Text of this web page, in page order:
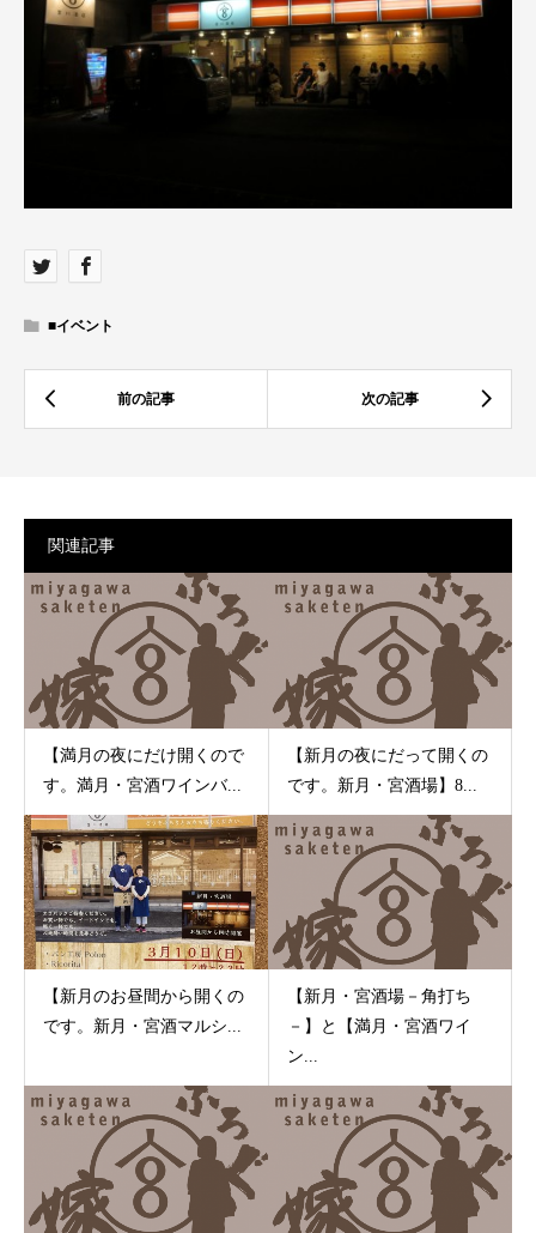
■イベント
関連記事
【満月の夜にだけ開くので
す。満月・宮酒ワインバ...
【新月の夜にだって開くの
です。新月・宮酒場】8...
【新月のお昼間から開くの
です。新月・宮酒マルシ...
【新月・宮酒場－角打ち
－】と【満月・宮酒ワイ
ン...